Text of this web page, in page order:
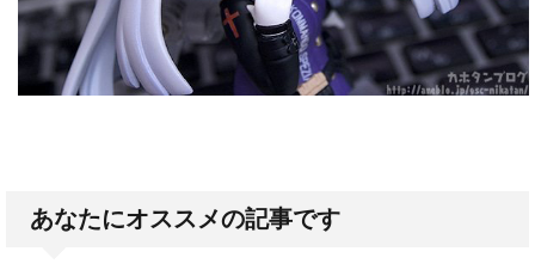
あなたにオススメの記事です